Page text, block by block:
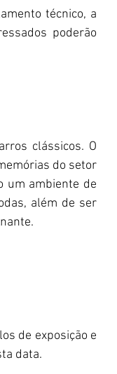
técnico, a
poderão
clássicos. O
do setor
um ambiente de
além de ser
de exposição e
data.